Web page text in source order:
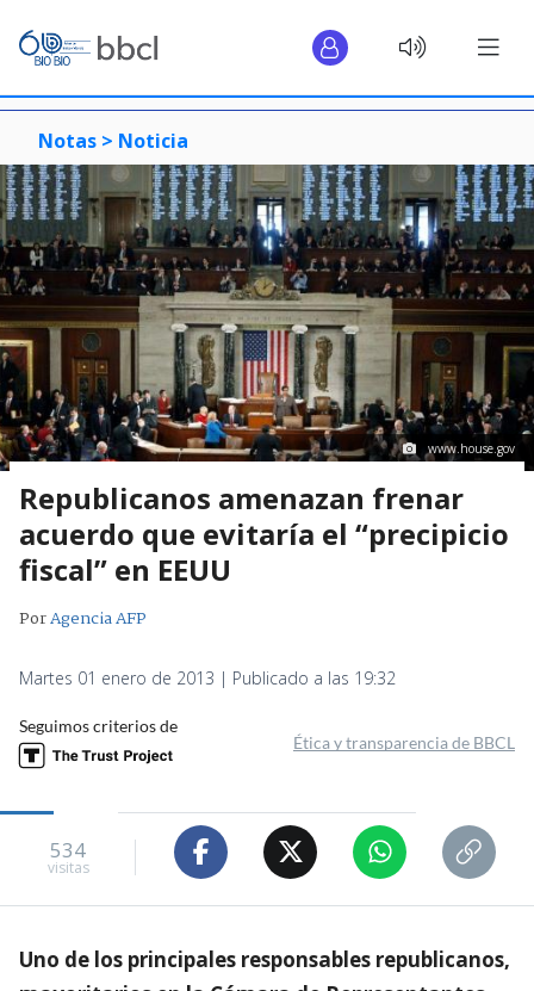
Notas > Noticia
www.house.gov
Republicanos amenazan frenar
acuerdo que evitaría el “precipicio
fiscal” en EEUU
PorAgencia AFP
Martes 01 enero de 2013 | Publicado a las 19:32
Seguimos criterios de
Ética y transparencia de BBCL
534
visitas
Uno de los principales responsables republicanos,